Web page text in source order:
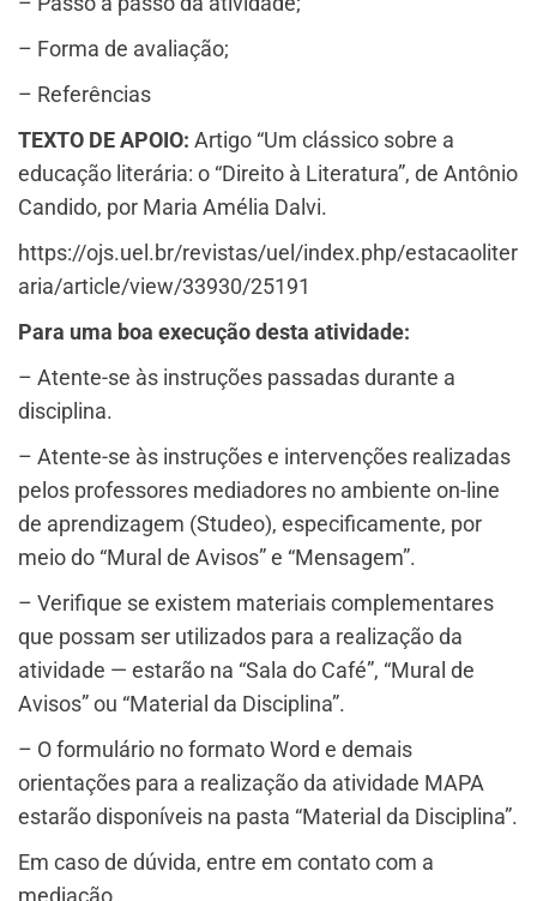
– Forma de avaliação;
– Referências
TEXTO DE APOIO: Artigo “Um clássico sobre a
educação literária: o “Direito à Literatura”, de Antônio
Candido, por Maria Amélia Dalvi.
https://ojs.uel.br/revistas/uel/index.php/estacaoliter
aria/article/view/33930/25191
Para uma boa execução desta atividade:
– Atente-se às instruções passadas durante a
disciplina.
– Atente-se às instruções e intervenções realizadas
pelos professores mediadores no ambiente on-line
de aprendizagem (Studeo), especificamente, por
meio do “Mural de Avisos” e “Mensagem”.
– Verifique se existem materiais complementares
que possam ser utilizados para a realização da
atividade — estarão na “Sala do Café”, “Mural de
Avisos” ou “Material da Disciplina”.
– O formulário no formato Word e demais
orientações para a realização da atividade MAPA
estarão disponíveis na pasta “Material da Disciplina”.
Em caso de dúvida, entre em contato com a
mediação.